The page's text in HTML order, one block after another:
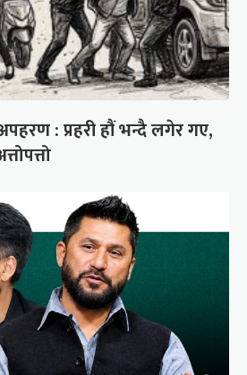
: प्रहरी हौं भन्दै लगेर गए,